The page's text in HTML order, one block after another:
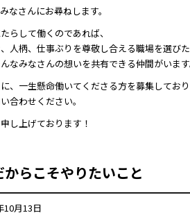
なさんにお尋ねします。
らして働くのであれば、
人柄、仕事ぶりを尊敬し合える職場を選び
なみなさんの想いを共有できる仲間がいます
、一生懸命働いてくださる方を募集しており
合わせください。
し上げております！
らこそやりたいこと
10月13日